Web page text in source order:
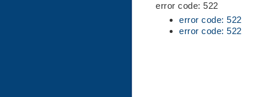
error code: 522
error code: 522
error code: 522